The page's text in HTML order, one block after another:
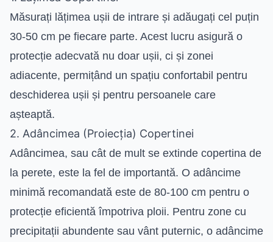
Măsurați lățimea ușii de intrare și adăugați cel puțin
30-50 cm pe fiecare parte. Acest lucru asigură o
protecție adecvată nu doar ușii, ci și zonei
adiacente, permițând un spațiu confortabil pentru
deschiderea ușii și pentru persoanele care
așteaptă.
2. Adâncimea (Proiecția) Copertinei
Adâncimea, sau cât de mult se extinde copertina de
la perete, este la fel de importantă. O adâncime
minimă recomandată este de 80-100 cm pentru o
protecție eficientă împotriva ploii. Pentru zone cu
precipitații abundente sau vânt puternic, o adâncime